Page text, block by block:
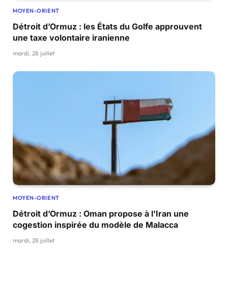
MOYEN-ORIENT
Détroit d’Ormuz : les États du Golfe approuvent
une taxe volontaire iranienne
mardi, 28 juillet
MOYEN-ORIENT
Détroit d’Ormuz : Oman propose à l’Iran une
cogestion inspirée du modèle de Malacca
mardi, 28 juillet